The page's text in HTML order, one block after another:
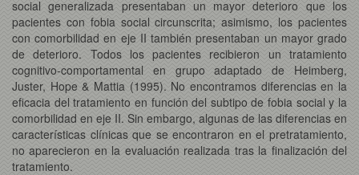
social generalizada presentaban un mayor deterioro que los
pacientes con fobia social circunscrita; asimismo, los pacientes
con comorbilidad en eje II también presentaban un mayor grado
de deterioro. Todos los pacientes recibieron un tratamiento
cognitivo-comportamental en grupo adaptado de Heimberg,
Juster, Hope & Mattia (1995). No encontramos diferencias en la
eficacia del tratamiento en función del subtipo de fobia social y la
comorbilidad en eje II. Sin embargo, algunas de las diferencias en
características clínicas que se encontraron en el pretratamiento,
no aparecieron en la evaluación realizada tras la finalización del
tratamiento.